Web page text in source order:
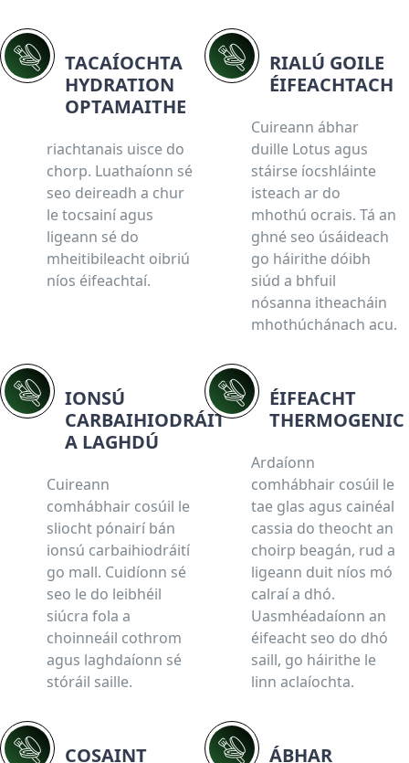
TACAÍOCHTA
HYDRATION
OPTAMAITHE
riachtanais uisce do
chorp. Luathaíonn sé
seo deireadh a chur
le tocsainí agus
ligeann sé do
mheitibileacht oibriú
níos éifeachtaí.
RIALÚ GOILE
ÉIFEACHTACH
Cuireann ábhar
duille Lotus agus
stáirse íocshláinte
isteach ar do
mhothú ocrais. Tá an
ghné seo úsáideach
go háirithe dóibh
siúd a bhfuil
nósanna itheacháin
mhothúchánach acu.
IONSÚ
CARBAIHIODRÁIT
A LAGHDÚ
Cuireann
comhábhair cosúil le
sliocht pónairí bán
ionsú carbaihiodráití
go mall. Cuidíonn sé
seo le do leibhéil
siúcra fola a
choinneáil cothrom
agus laghdaíonn sé
stóráil saille.
ÉIFEACHT
THERMOGENIC
Ardaíonn
comhábhair cosúil le
tae glas agus cainéal
cassia do theocht an
choirp beagán, rud a
ligeann duit níos mó
calraí a dhó.
Uasmhéadaíonn an
éifeacht seo do dhó
saill, go háirithe le
linn aclaíochta.
COSAINT ÁBHAR